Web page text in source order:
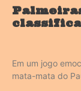
Em um jogo
mata-mata do